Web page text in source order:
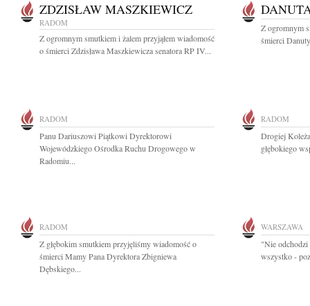
ZDZISŁAW MASZKIEWICZ
RADOM
Z ogromnym smutkiem i żalem przyjąłem wiadomość
o śmierci Zdzisława Maszkiewicza senatora RP IV...
Z ogromnym
śmierci
RADOM
Panu Dariuszowi Piątkowi Dyrektorowi
Wojewódzkiego Ośrodka Ruchu Drogowego w
Radomiu...
RADOM
Drogiej
głębokiego
RADOM
Z głębokim smutkiem przyjęliśmy wiadomość o
śmierci Mamy Pana Dyrektora Zbigniewa
Dębskiego...
WARSZAWA
"Nie odchodzi
wszystko -